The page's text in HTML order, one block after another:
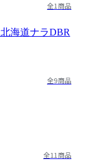
全1商品
海道ナラDBR
全9商品
全11商品